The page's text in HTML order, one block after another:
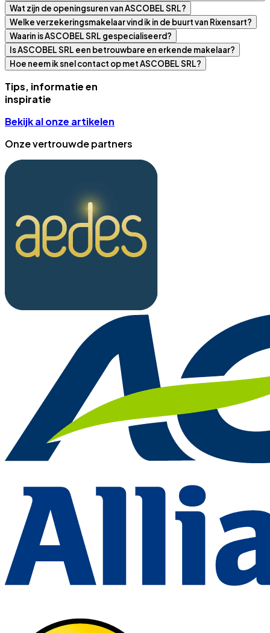
Wat zijn de openingsuren van ASCOBEL SRL?
Welke verzekeringsmakelaar vind ik in de buurt van Rixensart?
Waarin is ASCOBEL SRL gespecialiseerd?
Is ASCOBEL SRL een betrouwbare en erkende makelaar?
Hoe neem ik snel contact op met ASCOBEL SRL?
Tips, informatie en
inspiratie
Bekijk al onze artikelen
Onze vertrouwde partners